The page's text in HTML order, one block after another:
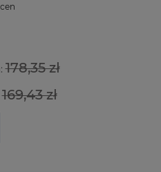
178,35 zł
169,43 zł